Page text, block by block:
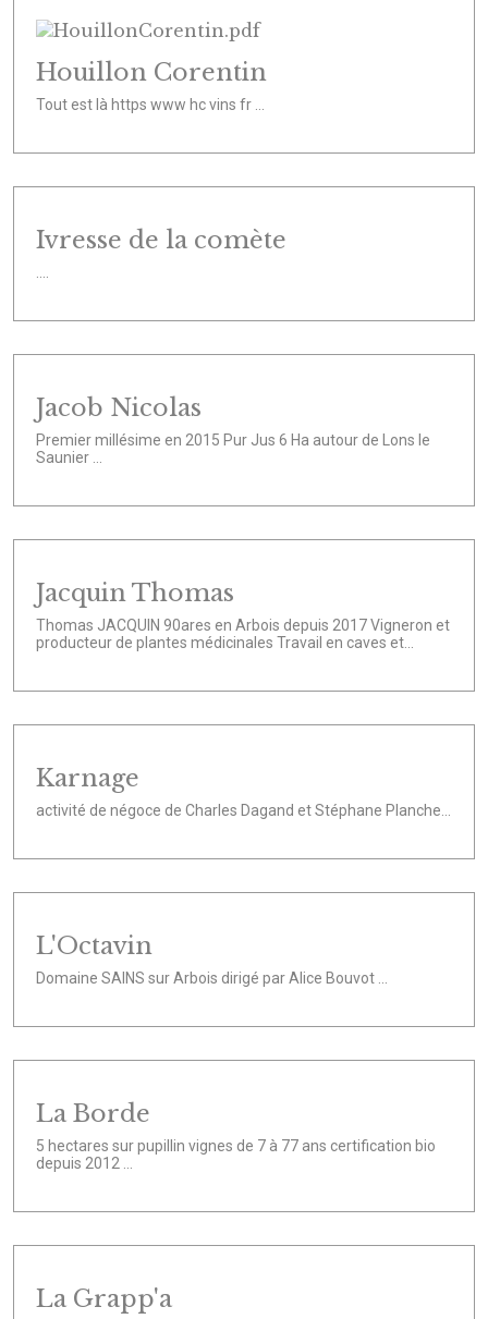
Houillon Corentin
Tout est là https www hc vins fr ...
Ivresse de la comète
Jacob Nicolas
Premier millésime en 2015 Pur Jus 6 Ha autour de Lons le
Saunier ...
Jacquin Thomas
Thomas JACQUIN 90ares en Arbois depuis 2017 Vigneron et
producteur de plantes médicinales Travail en caves et...
Karnage
activité de négoce de Charles Dagand et Stéphane Planche...
L'Octavin
Domaine SAINS sur Arbois dirigé par Alice Bouvot ...
La Borde
5 hectares sur pupillin vignes de 7 à 77 ans certification bio
depuis 2012 ...
La Grapp'a